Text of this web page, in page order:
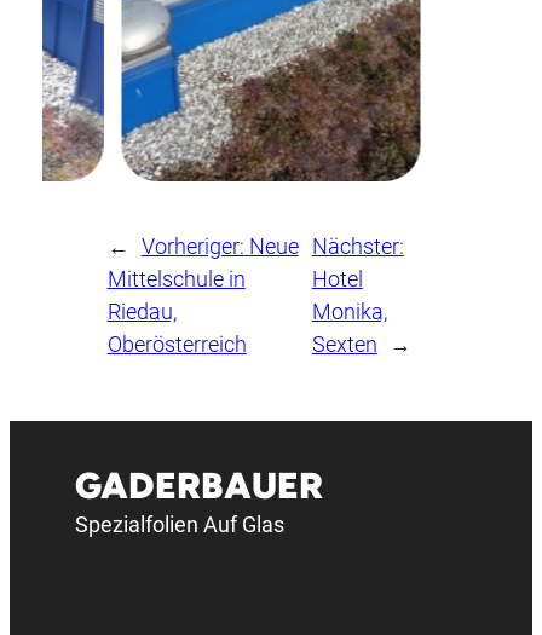
← Vorheriger: Neue
Mittelschule in
Riedau,
Oberösterreich
Nächster:
Hotel
Monika,
Sexten
→
GADERBAUER
Spezialfolien Auf Glas